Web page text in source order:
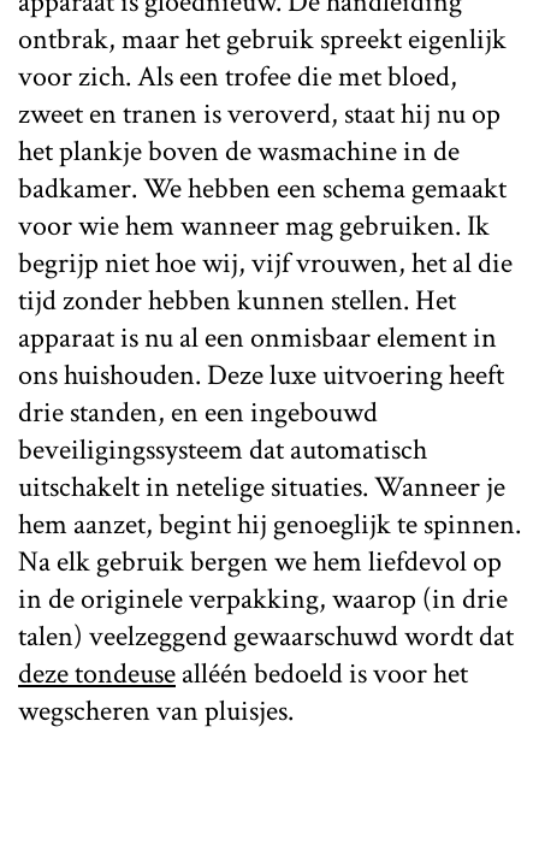
ontbrak, maar het gebruik spreekt eigenlijk
voor zich. Als een trofee die met bloed,
zweet en tranen is veroverd, staat hij nu op
het plankje boven de wasmachine in de
badkamer. We hebben een schema gemaakt
voor wie hem wanneer mag gebruiken. Ik
begrijp niet hoe wij, vijf vrouwen, het al die
tijd zonder hebben kunnen stellen. Het
apparaat is nu al een onmisbaar element in
ons huishouden. Deze luxe uitvoering heeft
drie standen, en een ingebouwd
beveiligingssysteem dat automatisch
uitschakelt in netelige situaties. Wanneer je
hem aanzet, begint hij genoeglijk te spinnen.
Na elk gebruik bergen we hem liefdevol op
in de originele verpakking, waarop (in drie
talen) veelzeggend gewaarschuwd wordt dat
deze tondeusealléén bedoeld is voor het
wegscheren van pluisjes.